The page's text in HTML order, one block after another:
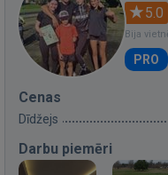
5.0
Bija
PRO
Cenas
Dīdžejs
Darbu piemēri